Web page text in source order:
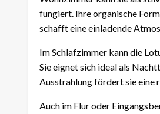
fungiert. Ihre organische
schafft eine einladende
Im Schlafzimmer kann die
Sie eignet sich ideal als
Ausstrahlung fördert sie eine
Auch im Flur oder